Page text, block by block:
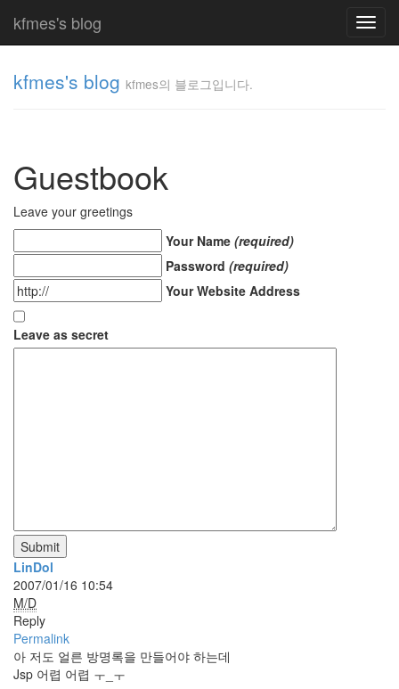
kfmes's blog
kfmes's blog kfmes의 블로그입니다.
Guestbook
Leave your greetings
Your Name (required)
Password (required)
Your Website Address
Leave as secret
Submit
LinDol
2007/01/16 10:54
M/D
Reply
Permalink
아 저도 얼른 방명록을 만들어야 하는데
Jsp 어렵 어렵 ㅜ_ㅜ
입니
다.
Cloud
kfmes
JateON
모
델
전
기
차